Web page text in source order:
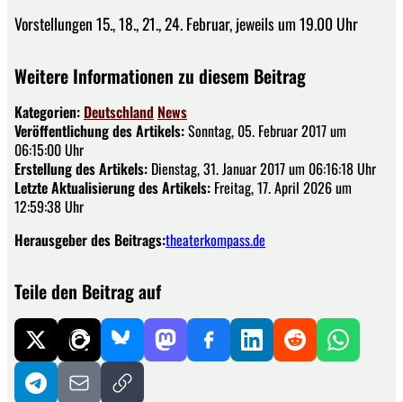
Vorstellungen 15., 18., 21., 24. Februar, jeweils um 19.00 Uhr
Weitere Informationen zu diesem Beitrag
Kategorien: Deutschland News
Veröffentlichung des Artikels:Sonntag, 05. Februar 2017 um
06:15:00 Uhr
Erstellung des Artikels: Dienstag, 31. Januar 2017 um 06:16:18 Uhr
Letzte Aktualisierung des Artikels: Freitag, 17. April 2026 um
12:59:38 Uhr
Herausgeber des Beitrags:theaterkompass.de
Teile den Beitrag auf